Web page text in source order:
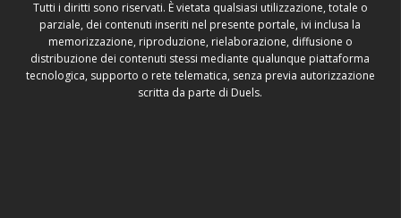
Tutti i diritti sono riservati. È vietata qualsiasi utilizzazione, totale o
parziale, dei contenuti inseriti nel presente portale, ivi inclusa la
memorizzazione, riproduzione, rielaborazione, diffusione o
distribuzione dei contenuti stessi mediante qualunque piattaforma
tecnologica, supporto o rete telematica, senza previa autorizzazione
scritta da parte di Duels.